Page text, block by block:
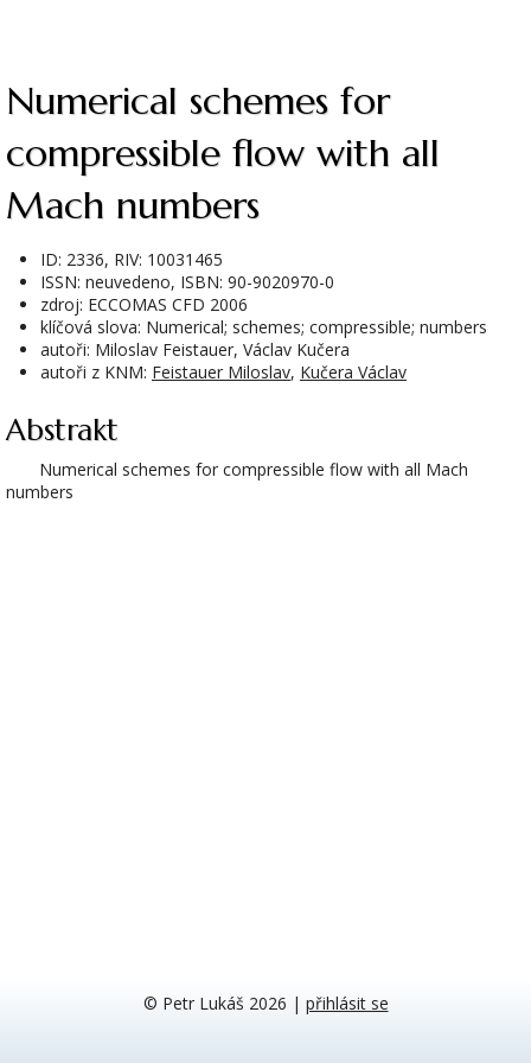
Numerical schemes for
compressible flow with all
Mach numbers
ID: 2336, RIV: 10031465
ISSN: neuvedeno, ISBN: 90-9020970-0
zdroj: ECCOMAS CFD 2006
klíčová slova: Numerical; schemes; compressible; numbers
autoři: Miloslav Feistauer, Václav Kučera
autoři z KNM: Feistauer Miloslav, Kučera Václav
Abstrakt
Numerical schemes for compressible flow with all Mach
numbers
© Petr Lukáš 2026 | přihlásit se